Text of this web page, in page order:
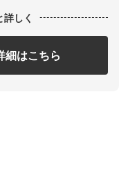
しく
はこちら